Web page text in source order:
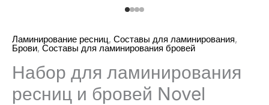
Ламинирование ресниц, Составы для ламинирования,
Брови, Составы для ламинирования бровей
Набор для ламинирования
ресниц и бровей Novel